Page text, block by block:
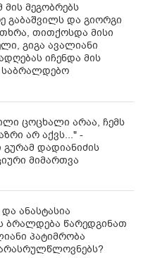
მის მეგობრებს
გაბაშვილს და გიორგი
თითქოსდა მისი
გიგა ავალიანი
იჩენდა მის
საბრალდებო
ცოცხალი არაა, ჩემს
არ აქვს..." -
დადიანიძის
მიმართვა
და ანასტასია
ბრალდება წარედგინათ
პატიმრობა